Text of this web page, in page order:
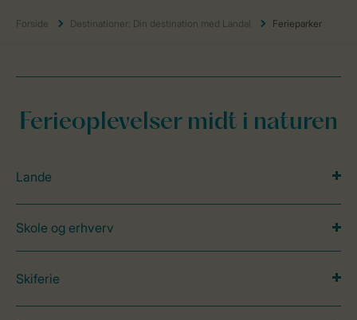
Forside Destinationer: Din destination med Landal Ferieparker
Ferieoplevelser midt i naturen
Lande
Skole og erhverv
Skiferie